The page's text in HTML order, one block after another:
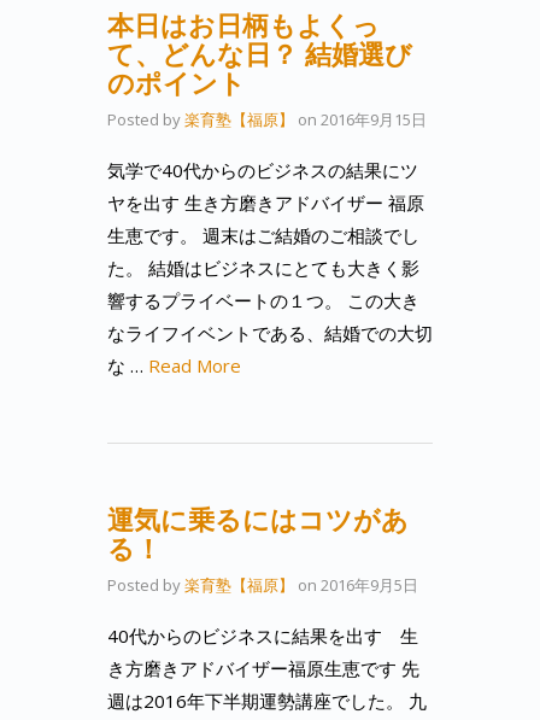
本日はお日柄もよくっ
て、どんな日？ 結婚選び
のポイント
Posted by楽育塾【福原】 on 2016年9月15日
気学で40代からのビジネスの結果にツ
ヤを出す 生き方磨きアドバイザー 福原
生恵です。 週末はご結婚のご相談でし
た。 結婚はビジネスにとても大きく影
響するプライベートの１つ。 この大き
なライフイベントである、結婚での大切
な … Read More
運気に乗るにはコツがあ
る！
Posted by楽育塾【福原】 on 2016年9月5日
40代からのビジネスに結果を出す 生
き方磨きアドバイザー福原生恵です 先
週は2016年下半期運勢講座でした。 九